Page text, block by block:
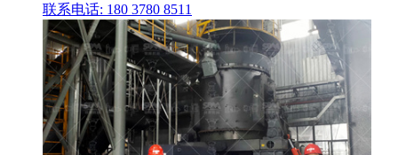
联系电话: 180 3780 8511